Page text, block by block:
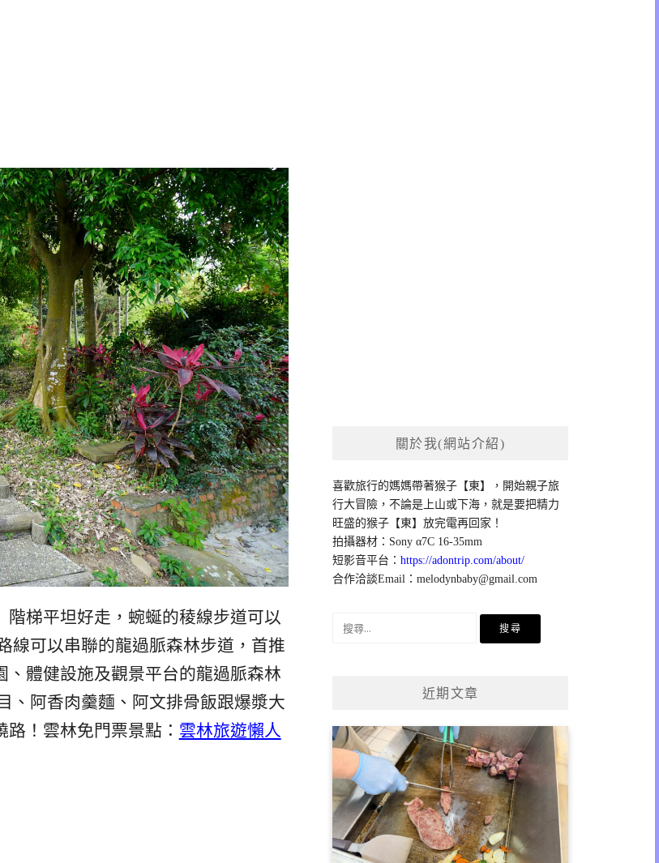
階梯平坦好走，蜿蜒的稜線步道可以
線可以串聯的龍過脈森林步道，首推
體健設施及觀景平台的龍過脈森林
、阿香肉羹麵、阿文排骨飯跟爆漿大
！雲林免門票景點： 雲林旅遊懶人
關於我(網站介紹)
喜歡旅行的媽媽帶著猴子【東】，開始親子旅
行大冒險，不論是上山或下海，就是要把精力
旺盛的猴子【東】放完電再回家！
拍攝器材：Sony α7C 16-35mm
短影音平台：https://adontrip.com/about/
合作洽談Email：melodynbaby@gmail.com
近期文章